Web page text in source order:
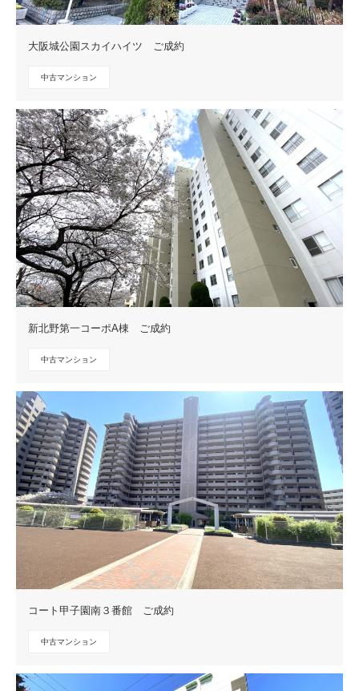
大阪城公園スカイハイツ ご成約
中古マンション
新北野第一コーポA棟 ご成約
中古マンション
コート甲子園南３番館 ご成約
中古マンション